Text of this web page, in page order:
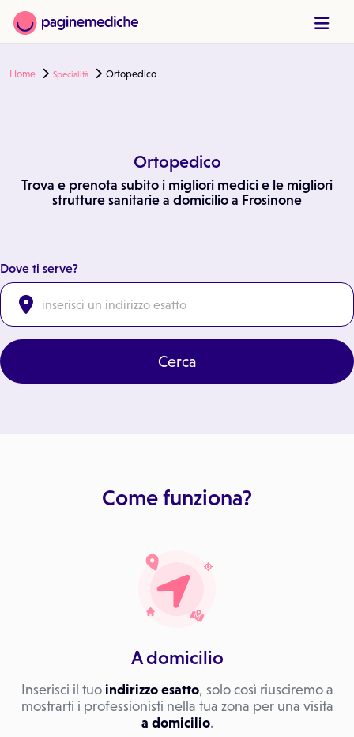
Home Specialità Ortopedico
Ortopedico
Trova e prenota subito i migliori medici e le migliori
strutture sanitarie a domicilio a Frosinone
Dove ti serve?
Cerca
Come funziona?
A domicilio
Inserisci il tuo indirizzo esatto, solo così riusciremo a
mostrarti i professionisti nella tua zona per una visita
a domicilio.